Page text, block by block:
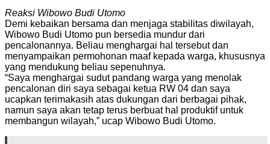
Reaksi Wibowo Budi Utomo
Demi kebaikan bersama dan menjaga stabilitas diwilayah,
Wibowo Budi Utomo pun bersedia mundur dari
pencalonannya. Beliau menghargai hal tersebut dan
menyampaikan permohonan maaf kepada warga, khususnya
yang mendukung beliau sepenuhnya.
“Saya menghargai sudut pandang warga yang menolak
pencalonan diri saya sebagai ketua RW 04 dan saya
ucapkan terimakasih atas dukungan dari berbagai pihak,
namun saya akan tetap terus berbuat hal produktif untuk
membangun wilayah,” ucap Wibowo Budi Utomo.